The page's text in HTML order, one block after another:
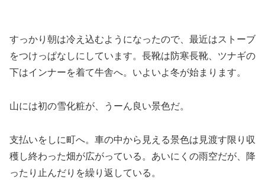
すっかり朝は冷え込むようになったので、最近はストーブ
をつけっぱなしにしています。長靴は防寒長靴、ツナギの
下はインナーを着て牛舎へ。いよいよ冬が始まります。
山には初の雪化粧が、うーん良い景色だ。
支払いをしに町へ。車の中から見える景色は見渡す限り収
穫し終わった畑が広がっている。あいにくの雨空だが、降
ったり止んだりを繰り返している。